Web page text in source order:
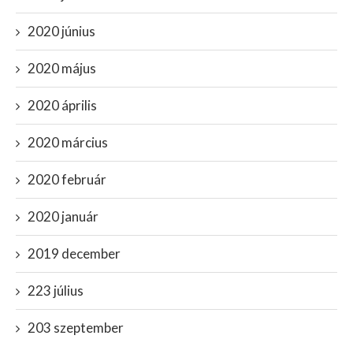
2020 június
2020 május
2020 április
2020 március
2020 február
2020 január
2019 december
223 július
203 szeptember